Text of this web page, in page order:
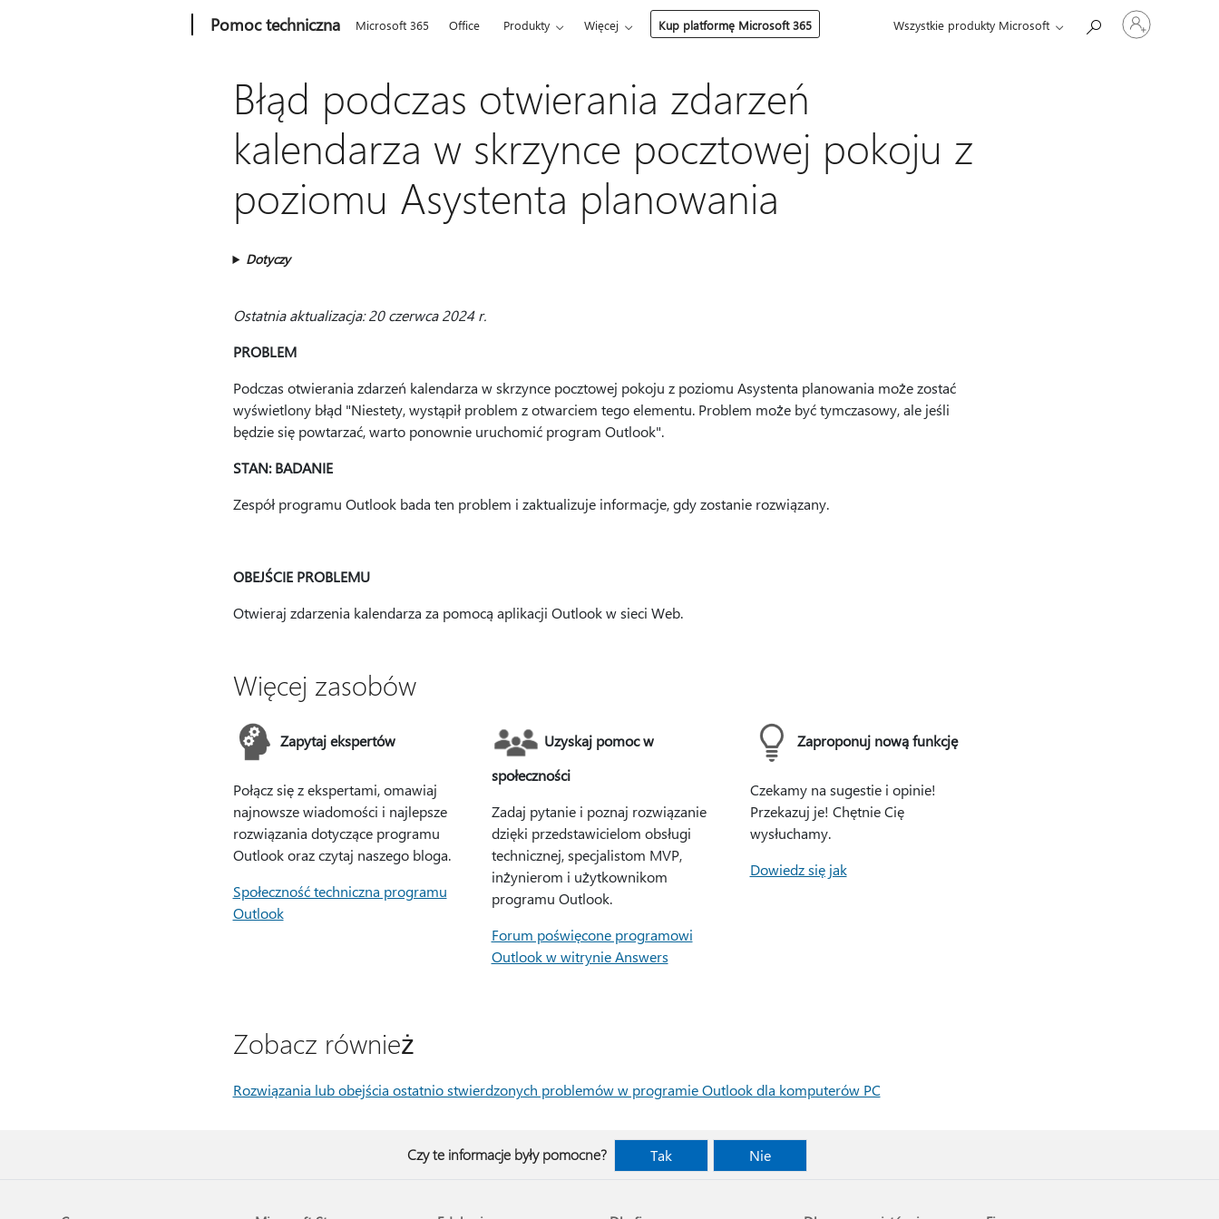
Pomoc techniczna Microsoft 365 Office Produkty Więcej Kup platformę Microsoft 365 Wszystkie produkty Microsoft
Zaloguj
się
do
Błąd podczas otwierania zdarzeń
kalendarza w skrzynce pocztowej pokoju z
poziomu Asystenta planowania
Dotyczy
Ostatnia aktualizacja: 20 czerwca 2024 r.
PROBLEM
Podczas otwierania zdarzeń kalendarza w skrzynce pocztowej pokoju z poziomu Asystenta planowania może zostać
wyświetlony błąd "Niestety, wystąpił problem z otwarciem tego elementu. Problem może być tymczasowy, ale jeśli
będzie się powtarzać, warto ponownie uruchomić program Outlook".
STAN: BADANIE
Zespół programu Outlook bada ten problem i zaktualizuje informacje, gdy zostanie rozwiązany.
OBEJŚCIE PROBLEMU
Otwieraj zdarzenia kalendarza za pomocą aplikacji Outlook w sieci Web.
Więcej zasobów
Zapytaj ekspertów
Połącz się z ekspertami, omawiaj
najnowsze wiadomości i najlepsze
rozwiązania dotyczące programu
Outlook oraz czytaj naszego bloga.
Społeczność techniczna programu
Outlook
Uzyskaj pomoc w
społeczności
Zadaj pytanie i poznaj rozwiązanie
dzięki przedstawicielom obsługi
technicznej, specjalistom MVP,
inżynierom i użytkownikom
programu Outlook.
Forum poświęcone programowi
Outlook w witrynie Answers
Zaproponuj nową funkcję
Czekamy na sugestie i opinie!
Przekazuj je! Chętnie Cię
wysłuchamy.
Dowiedz się jak
Zobacz również
Rozwiązania lub obejścia ostatnio stwierdzonych problemów w programie Outlook dla komputerów PC
Czy te informacje były pomocne? Tak Nie